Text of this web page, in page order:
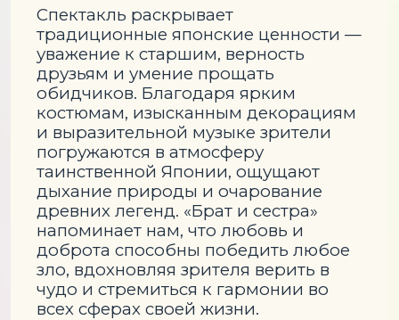
Спектакль раскрывает
традиционные японские ценности —
уважение к старшим, верность
друзьям и умение прощать
обидчиков. Благодаря ярким
костюмам, изысканным декорациям
и выразительной музыке зрители
погружаются в атмосферу
таинственной Японии, ощущают
дыхание природы и очарование
древних легенд. «Брат и сестра»
напоминает нам, что любовь и
доброта способны победить любое
зло, вдохновляя зрителя верить в
чудо и стремиться к гармонии во
всех сферах своей жизни.